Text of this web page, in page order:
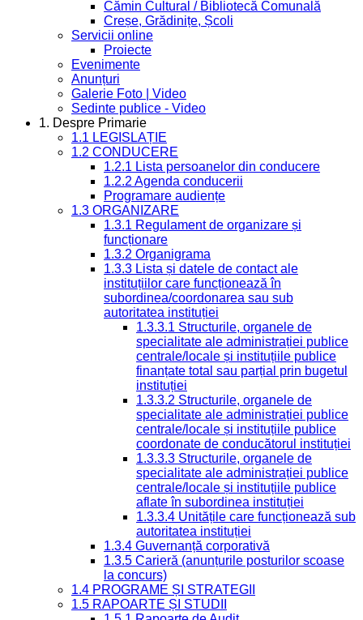
Cămin Cultural / Bibliotecă Comunală
Creșe, Grădinițe, Școli
Servicii online
Proiecte
Evenimente
Anunțuri
Galerie Foto | Video
Sedinte publice - Video
1. Despre Primarie
1.1 LEGISLAȚIE
1.2 CONDUCERE
1.2.1 Lista persoanelor din conducere
1.2.2 Agenda conducerii
Programare audiențe
1.3 ORGANIZARE
1.3.1 Regulament de organizare și
funcționare
1.3.2 Organigrama
1.3.3 Lista și datele de contact ale
instituțiilor care funcționează în
subordinea/coordonarea sau sub
autoritatea instituției
1.3.3.1 Structurile, organele de
specialitate ale administrației publice
centrale/locale și instituțiile publice
finanțate total sau parțial prin bugetul
instituției
1.3.3.2 Structurile, organele de
specialitate ale administrației publice
centrale/locale și instituțiile publice
coordonate de conducătorul instituției
1.3.3.3 Structurile, organele de
specialitate ale administrației publice
centrale/locale și instituțiile publice
aflate în subordinea instituției
1.3.3.4 Unitățile care funcționează sub
autoritatea instituției
1.3.4 Guvernanță corporativă
1.3.5 Carieră (anunțurile posturilor scoase
la concurs)
1.4 PROGRAME ȘI STRATEGII
1.5 RAPOARTE ȘI STUDII